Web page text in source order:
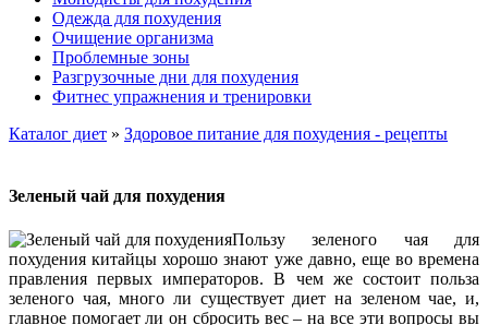
Одежда для похудения
Очищение организма
Проблемные зоны
Разгрузочные дни для похудения
Фитнес упражнения и тренировки
Каталог диет » Здоровое питание для похудения - рецепты
Зеленый чай для похудения
Пользу зеленого чая для
похудения китайцы хорошо знают уже давно, еще во времена
правления первых императоров. В чем же состоит польза
зеленого чая, много ли существует диет на зеленом чае, и,
главное помогает ли он сбросить вес – на все эти вопросы вы